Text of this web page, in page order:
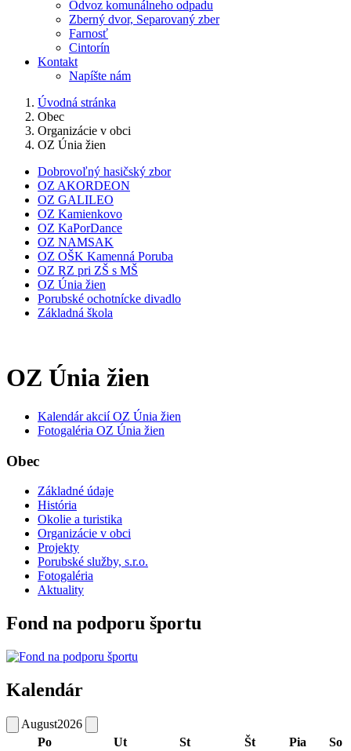
Odvoz komunálneho odpadu
Zberný dvor, Separovaný zber
Farnosť
Cintorín
Kontakt
Napíšte nám
Úvodná stránka
Obec
Organizácie v obci
OZ Únia žien
Dobrovoľný hasičský zbor
OZ AKORDEON
OZ GALILEO
OZ Kamienkovo
OZ KaPorDance
OZ NAMSAK
OZ OŠK Kamenná Poruba
OZ RZ pri ZŠ s MŠ
OZ Únia žien
Porubské ochotnícke divadlo
Základná škola
OZ Únia žien
Kalendár akcií OZ Únia žien
Fotogaléria OZ Únia žien
Obec
Základné údaje
História
Okolie a turistika
Organizácie v obci
Projekty
Porubské služby, s.r.o.
Fotogaléria
Aktuality
Fond na podporu športu
Kalendár
August2026
Po
Ut St Št Pia
So